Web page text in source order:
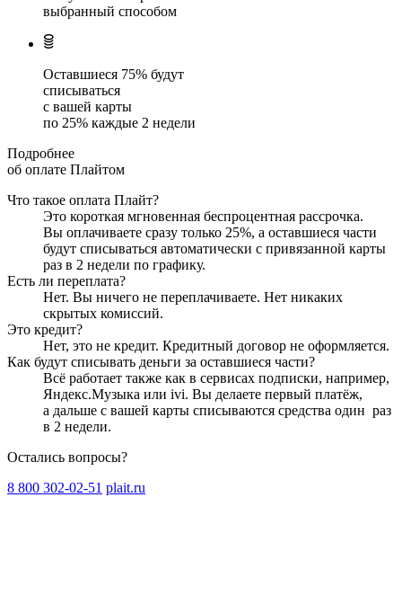
выбранный способом
Оставшиеся 75% будут
списываться
с вашей карты
по 25% каждые 2 недели
Подробнее
об оплате Плайтом
Что такое оплата Плайт?
Это короткая мгновенная беспроцентная рассрочка.
Вы оплачиваете сразу только 25%, а оставшиеся части
будут списываться автоматически с привязанной карты
раз в 2 недели по графику.
Есть ли переплата?
Нет. Вы ничего не переплачиваете. Нет никаких
скрытых комиссий.
Это кредит?
Нет, это не кредит. Кредитный договор не оформляется.
Как будут списывать деньги за оставшиеся части?
Всё работает также как в сервисах подписки, например,
Яндекс.Музыка или ivi. Вы делаете первый платёж,
а дальше с вашей карты списываются средства один раз
в 2 недели.
Остались вопросы?
8 800 302-02-51 plait.ru